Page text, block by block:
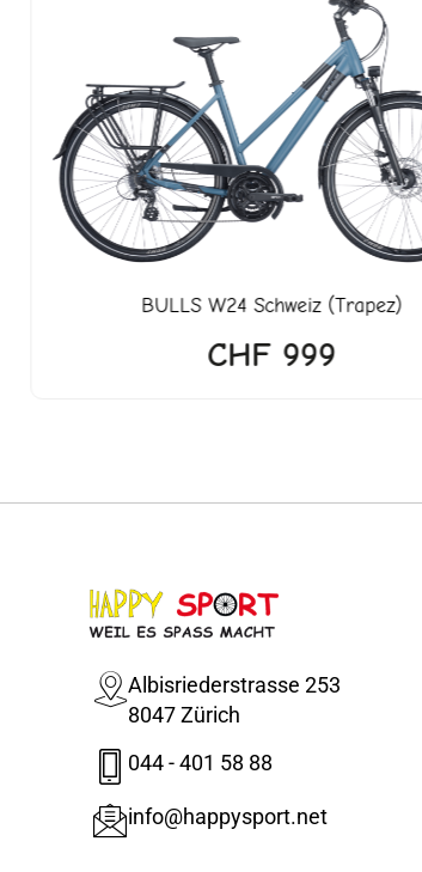
BULLSW24 Schweiz (Trapez)
CHF999
Albisriederstrasse 253
8047 Zürich
044 - 401 58 88
info@happysport.net